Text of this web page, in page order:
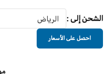
الشحن إلى : الرياض
احصل على الأسعار